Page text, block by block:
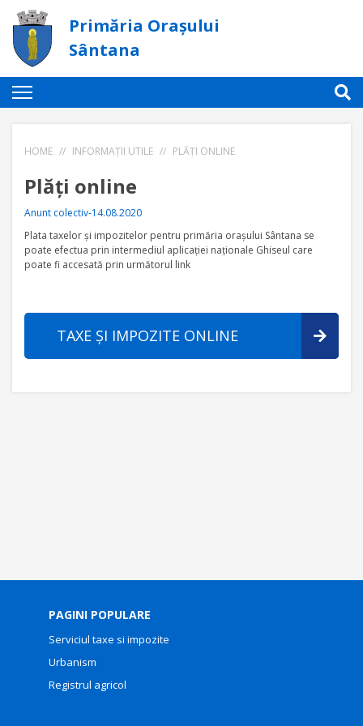
Primăria Orașului
Sântana
HOME // INFORMAȚII UTILE // PLĂȚI ONLINE
Plăți online
Anunt colectiv-14.08.2020
Plata taxelor și impozitelor pentru primăria orașului Sântana se
poate efectua prin intermediul aplicației naționale Ghiseul care
poate fi accesată prin următorul link
TAXE ȘI IMPOZITE ONLINE
PAGINI POPULARE
Serviciul taxe si impozite
Urbanism
Registrul agricol